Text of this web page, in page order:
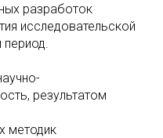
разработок
исследовательской
результатом
методик